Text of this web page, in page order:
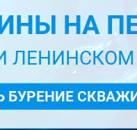
НА
ЛЕНИНСКОМ
БУРЕНИЕ